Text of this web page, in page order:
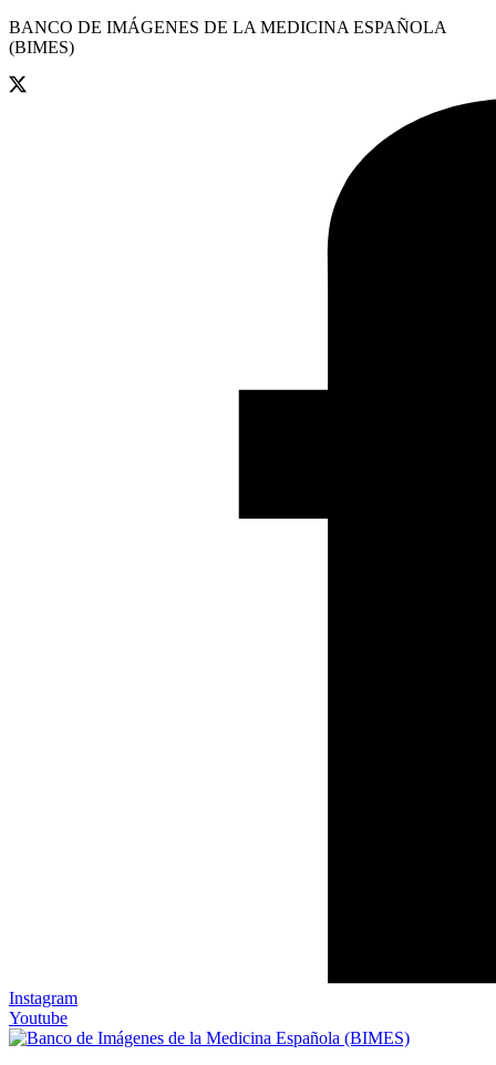
BANCO DE IMÁGENES DE LA MEDICINA ESPAÑOLA
(BIMES)
Instagram
Youtube